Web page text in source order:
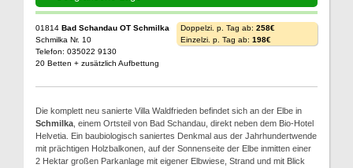
01814 Bad Schandau OT Schmilka
Schmilka Nr. 10
Telefon: 035022 9130
20 Betten + zusätzlich Aufbettung
Doppelzi. p. Tag ab: 258€
Einzelzi. p. Tag ab: 198€
Die komplett neu sanierte Villa Waldfrieden befindet sich an der Elbe in
Schmilka , einem Ortsteil von Bad Schandau, direkt neben dem Bio-Hotel
Helvetia. Ein baubiologisch saniertes Denkmal aus der Jahrhundertwende
mit prächtigen Holzbalkonen, auf der Sonnenseite der Elbe inmitten einer
2 Hektar großen Parkanlage mit eigener Elbwiese, Strand und mit Blick